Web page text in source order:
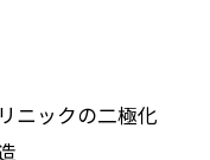
ニックの二極化